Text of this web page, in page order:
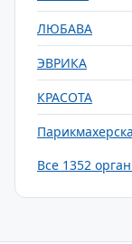
ЛЮБАВА
ЭВРИКА
КРАСОТА
Все 1352